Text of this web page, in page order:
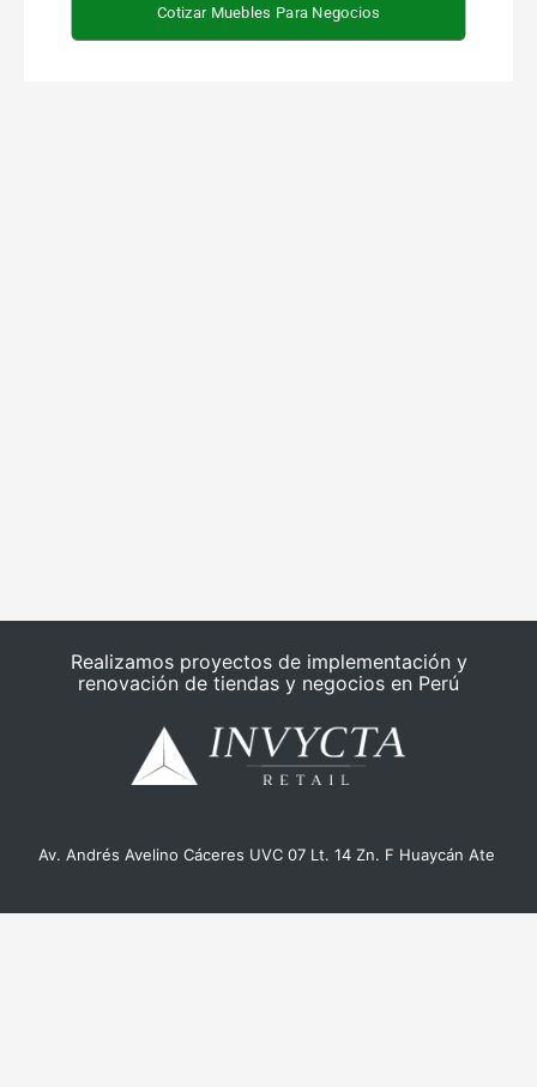
Cotizar Muebles Para Negocios
Realizamos proyectos de implementación y
renovación de tiendas y negocios en Perú
Av. Andrés Avelino Cáceres UVC 07 Lt. 14 Zn. F Huaycán Ate